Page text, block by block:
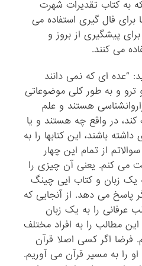
به کتاب تقدیرات شهرت
فال گیری استفاده می
پیشگیری از بروز و
می کنند.
“عده ای که نمی دانند
ترو و به طور کلی موضوعاتی
هستند و علم
کند، در واقع چه هستند و یا
باشند، این کتابها را به
از تمام این چهار
می کنم. یعنی آن چیزی را
یک زبان و کتاب ایی چینگ
پاسخ می دهد. از آنجایی که
را به یک زبان
مطالب را به افراد مختلف
فرضا اگر کسی اصلا قرآن
را به مسیر قرآن می آوریم.